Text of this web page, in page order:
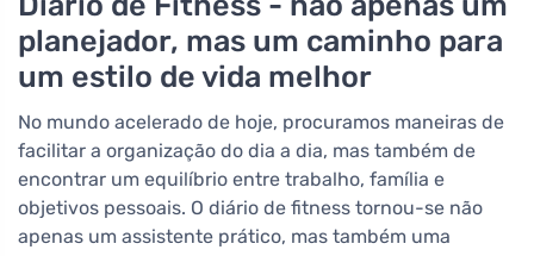
planejador, mas um caminho para
um estilo de vida melhor
No mundo acelerado de hoje, procuramos maneiras de
facilitar a organização do dia a dia, mas também de
encontrar um equilíbrio entre trabalho, família e
objetivos pessoais. O diário de fitness tornou-se não
apenas um assistente prático, mas também uma